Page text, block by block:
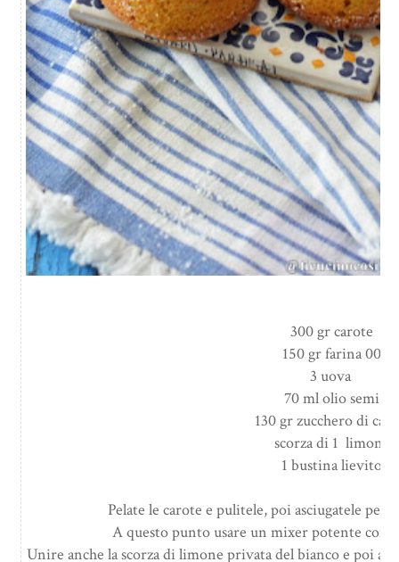
300 gr carote
150 gr farina 00
3 uova
70 ml olio semi
130 gr zucchero di
scorza di 1 limone
1 bustina lievito
Pelate le carote e pulitele, poi asciugatele per
A questo punto usare un mixer potente
Unire anche la scorza di limone privata del bianco e poi